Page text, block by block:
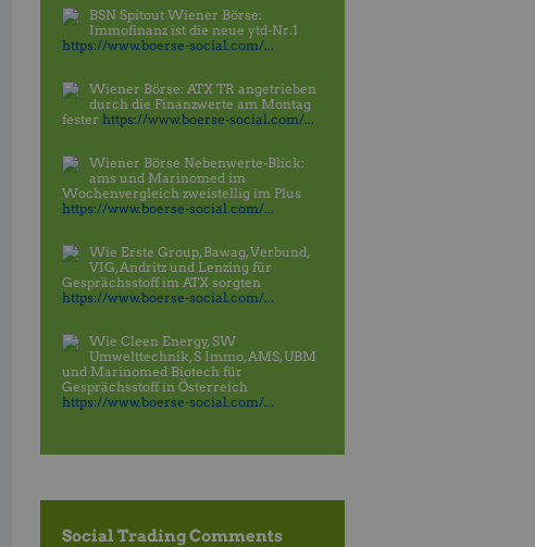
BSN Spitout Wiener Börse:
Immofinanz ist die neue ytd-Nr.1
https://www.boerse-social.com/...
Wiener Börse: ATX TR angetrieben
durch die Finanzwerte am Montag
festerhttps://www.boerse-social.com/...
Wiener Börse Nebenwerte-Blick:
ams und Marinomed im
Wochenvergleich zweistellig im Plus
https://www.boerse-social.com/...
Wie Erste Group, Bawag, Verbund,
VIG, Andritz und Lenzing für
Gesprächsstoff im ATX sorgten
https://www.boerse-social.com/...
Wie Cleen Energy, SW
Umwelttechnik, S Immo, AMS, UBM
und Marinomed Biotech für
Gesprächsstoff in Österreich
https://www.boerse-social.com/...
Social Trading Comments